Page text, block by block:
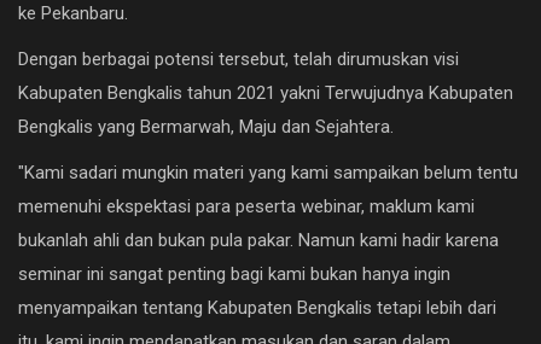
ke Pekanbaru.
Dengan berbagai potensi tersebut, telah dirumuskan visi
Kabupaten Bengkalis tahun 2021 yakni Terwujudnya Kabupaten
Bengkalis yang Bermarwah, Maju dan Sejahtera.
"Kami sadari mungkin materi yang kami sampaikan belum tentu
memenuhi ekspektasi para peserta webinar, maklum kami
bukanlah ahli dan bukan pula pakar. Namun kami hadir karena
seminar ini sangat penting bagi kami bukan hanya ingin
menyampaikan tentang Kabupaten Bengkalis tetapi lebih dari